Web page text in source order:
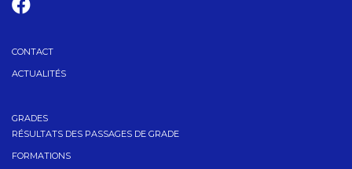
CONTACT
ACTUALITÉS
GRADES
RÉSULTATS DES PASSAGES DE GRADE
FORMATIONS